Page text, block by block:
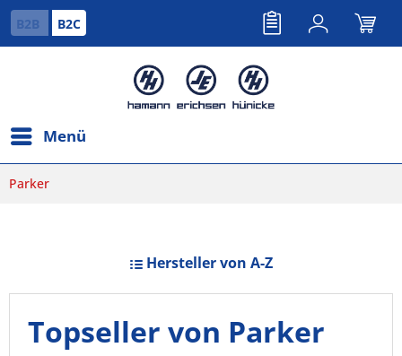
B2B B2C
Menü
Parker
Hersteller von A-Z
Topseller von Parker